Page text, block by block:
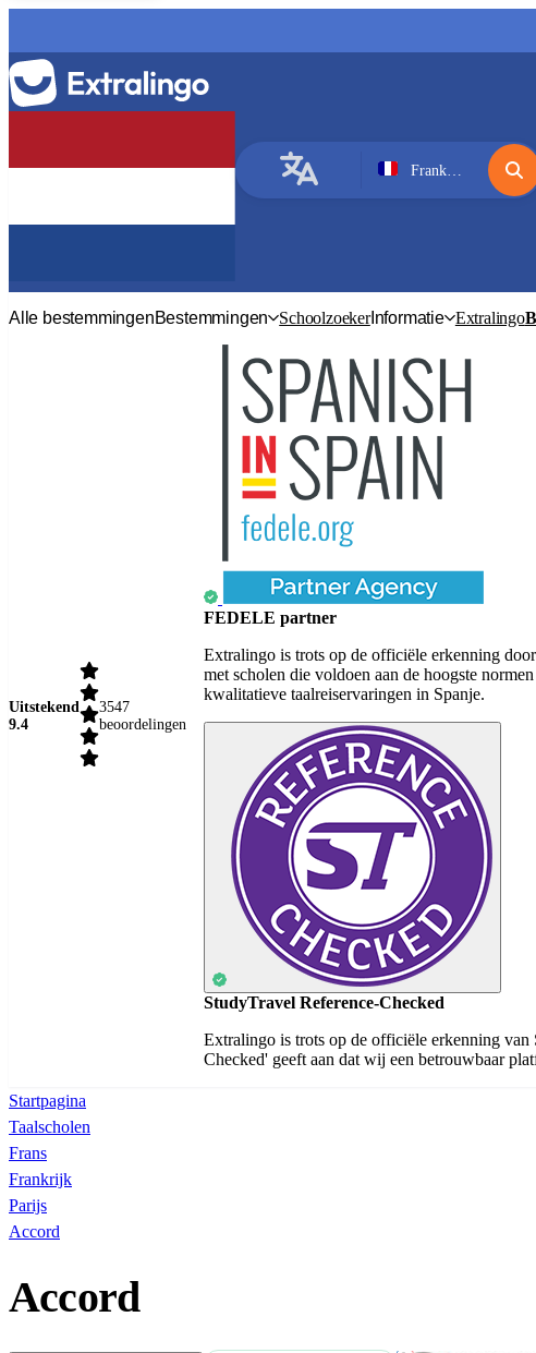
Frankrijk, Parijs
Alle bestemmingenBestemmingen SchoolzoekerInformatie Extralingo
Uitstekend
9.4
3547
beoordelingen
FEDELE partner
Extralingo is trots op de officiële erkenning
met scholen die voldoen aan de hoogste
kwalitatieve taalreiservaringen in Spanje.
StudyTravel Reference-Checked
Extralingo is trots op de officiële erkenning
Checked' geeft aan dat wij een betrouwbaar
Startpagina
Taalscholen
Frans
Frankrijk
Parijs
Accord
Accord